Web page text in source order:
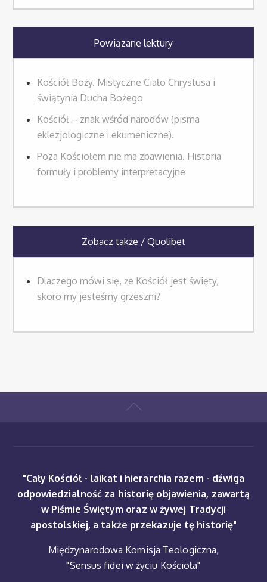
Powiązane lektury
Kościół Boży. Mistyczne Ciało Chrystusa i
świątynia Ducha Bożego
Kościół – znak wśród narodów (pisma
eklezjologiczne i ekumeniczne).
Poza Kościołem nie ma zbawienia. Historia
formuły i problemy interpretacyjne
Zobacz także / Quolibet
Dlaczego mówi się, że Kościół jest święty,
skoro my jesteśmy grzeszni?
"Cały Kościół - laikat i hierarchia razem - dźwiga
odpowiedzialność za historię objawienia, zawartą
w Piśmie Świętym oraz w żywej Tradycji
apostolskiej, a także przekazuje tę historię"
Międzynarodowa Komisja Teologiczna,
"Sensus fidei w życiu Kościoła"